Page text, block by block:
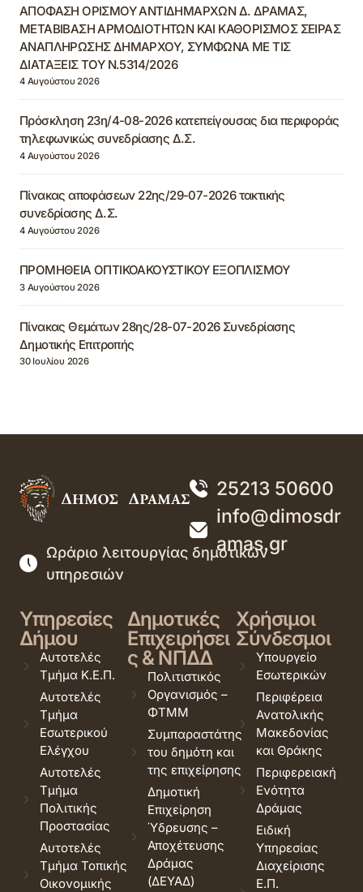
ΑΠΟΦΑΣΗ ΟΡΙΣΜΟΥ ΑΝΤΙΔΗΜΑΡΧΩΝ Δ. ΔΡΑΜΑΣ,
ΜΕΤΑΒΙΒΑΣΗ ΑΡΜΟΔΙΟΤΗΤΩΝ ΚΑΙ ΚΑΘΟΡΙΣΜΟΣ ΣΕΙΡΑΣ
ΑΝΑΠΛΗΡΩΣΗΣ ΔΗΜΑΡΧΟΥ, ΣΥΜΦΩΝΑ ΜΕ ΤΙΣ
ΔΙΑΤΑΞΕΙΣ ΤΟΥ Ν.5314/2026
4 Αυγούστου 2026
Πρόσκληση 23η/4-08-2026 κατεπείγουσας δια περιφοράς
τηλεφωνικώς συνεδρίασης Δ.Σ.
4 Αυγούστου 2026
Πίνακας αποφάσεων 22ης/29-07-2026 τακτικής
συνεδρίασης Δ.Σ.
4 Αυγούστου 2026
ΠΡΟΜΗΘΕΙΑ ΟΠΤΙΚΟΑΚΟΥΣΤΙΚΟΥ ΕΞΟΠΛΙΣΜΟΥ
3 Αυγούστου 2026
Πίνακας Θεμάτων 28ης/28-07-2026 Συνεδρίασης
Δημοτικής Επιτροπής
30 Ιουλίου 2026
25213 50600
info@dimosdr
amas.gr
Ωράριο λειτουργίας δημοτικών
υπηρεσιών
Υπηρεσίες
Δήμου
Αυτοτελές
Τμήμα Κ.Ε.Π.
Αυτοτελές
Τμήμα
Εσωτερικού
Ελέγχου
Αυτοτελές
Τμήμα
Πολιτικής
Προστασίας
Αυτοτελές
Τμήμα Τοπικής
Οικονομικής
Δημοτικές
Επιχειρήσει
ς & ΝΠΔΔ
Πολιτιστικός
Οργανισμός –
ΦΤΜΜ
Συμπαραστάτης
του δημότη και
της επιχείρησης
Δημοτική
Επιχείρηση
Ύδρευσης –
Αποχέτευσης
Δράμας
(ΔΕΥΑΔ)
Χρήσιμοι
Σύνδεσμοι
Υπουργείο
Εσωτερικών
Περιφέρεια
Ανατολικής
Μακεδονίας
και Θράκης
Περιφερειακή
Ενότητα
Δράμας
Ειδική
Υπηρεσίας
Διαχείρισης
Ε.Π.